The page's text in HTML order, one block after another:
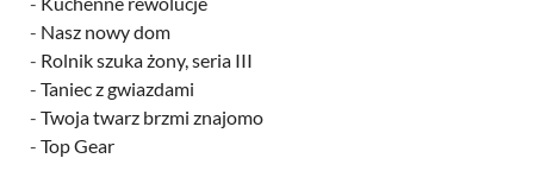
- Nasz nowy dom
- Rolnik szuka żony, seria III
- Taniec z gwiazdami
- Twoja twarz brzmi znajomo
- Top Gear